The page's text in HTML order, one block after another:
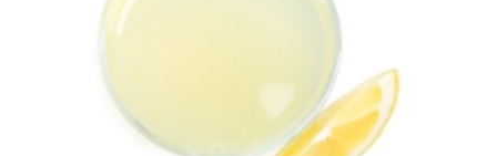
Fast Food
Denní aktivity